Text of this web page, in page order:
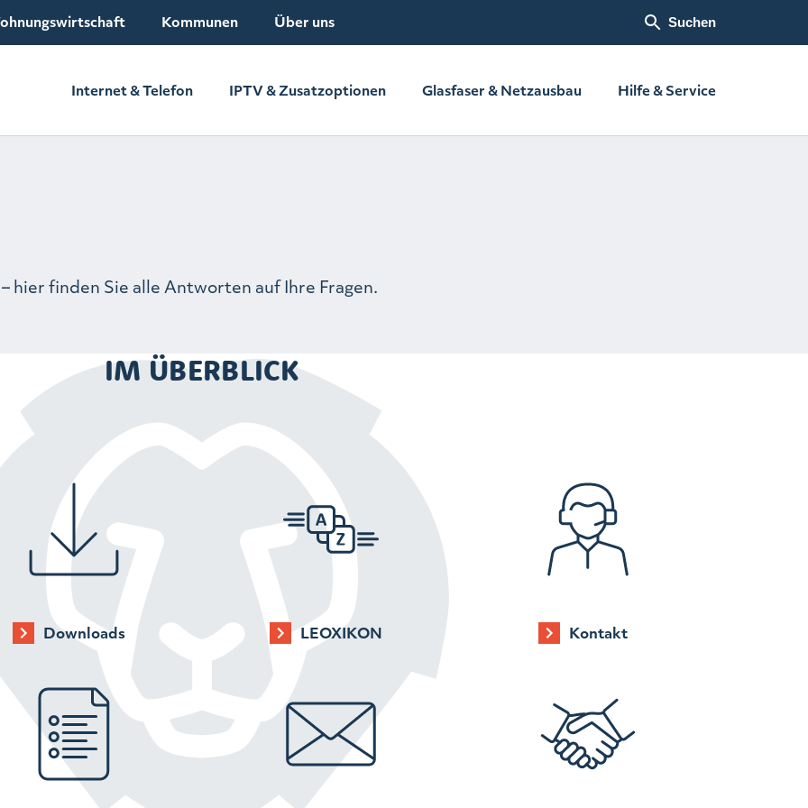
Kommunen Über uns Suchen
Internet & Telefon IPTV & Zusatzoptionen Glasfaser & Netzausbau Hilfe & Service
hier finden Sie alle Antworten auf Ihre Fragen.
IM ÜBERBLICK
Downloads LEOXIKON Kontakt